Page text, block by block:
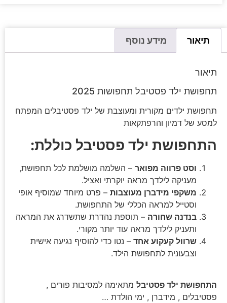
תיאור מידע נוסף
תיאור
תחפושת ילד פסטיבל תחפושות 2025
תחפושת ילדים מקורית ומעוצבת של ילד פסטיבלים המפתח
למסע של דמיון והרפתקאות
התחפושת ילד פסטיבל כוללת:
וסט פרווה מפואר – השלמה מושלמת לכל תחפושת,
מעניקה לילדך מראה יוקרתי ואציל.
משקפי מידברן מעוצבות – פרט מיוחד שמוסיף אופי
וסטייל למראה הכללי של התחפושת.
בנדנה שחורה – תוספת נהדרת שתשדרג את המראה
ותעניק לילדך מראה עוד יותר מקורי.
שרוול קעקוע אחד – נטו כדי להוסיף נגיעה אישית
וצבעונית לתחפושת הילד.
התחפושת ילד פסטיבל מתאימה למסיבות פורים ,
פסטיבלים , מידברן , ימי הולדת …